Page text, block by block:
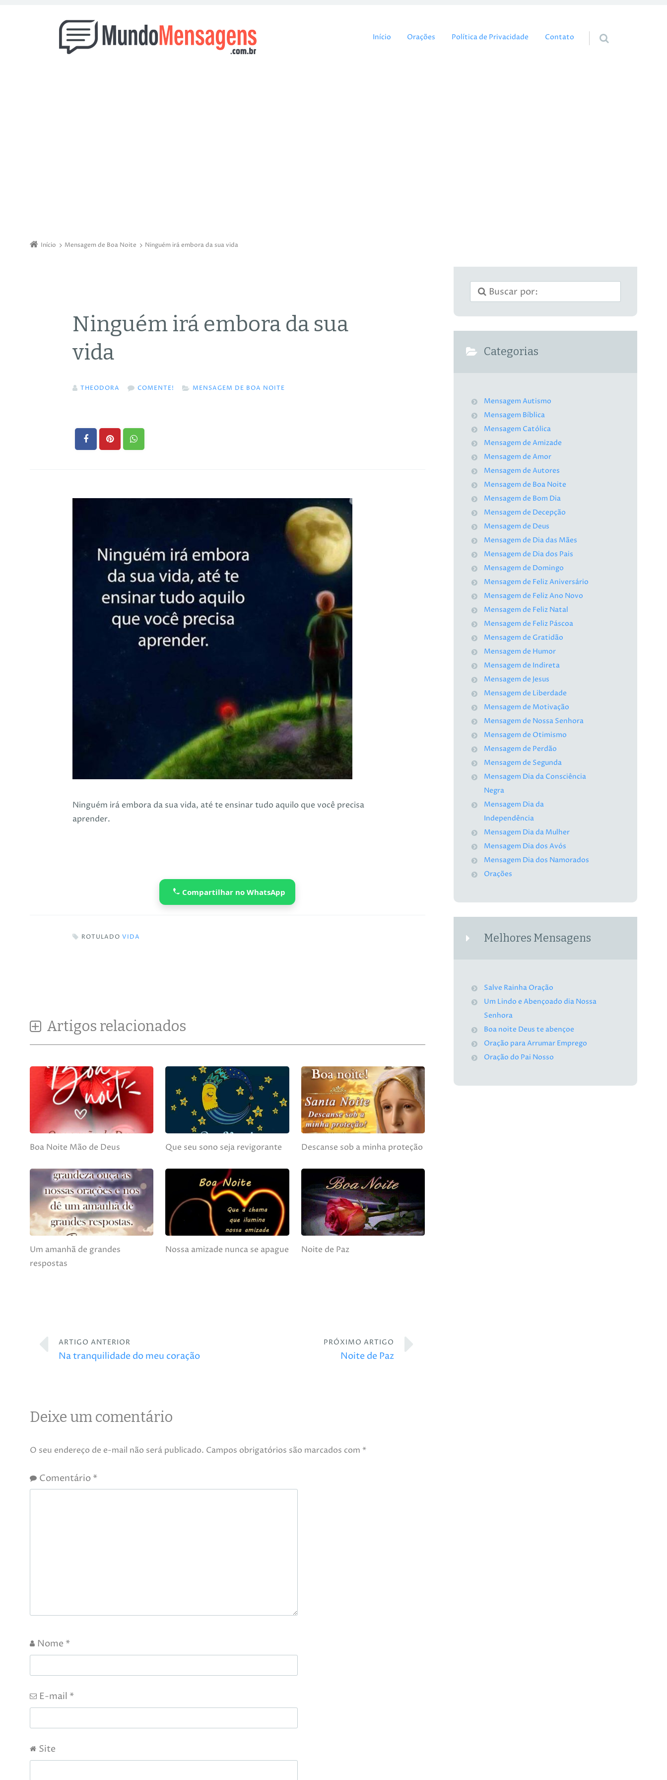
Pular para o conteúdo
Início Orações Política de Privacidade Contato
Início Mensagem de Boa Noite Ninguém irá embora da sua vida
Ninguém irá embora da sua
vida
THEODORA COMENTE! MENSAGEM DE BOA NOITE
Ninguém irá embora da sua vida, até te ensinar tudo aquilo que você precisa
aprender.
Compartilhar no WhatsApp
ROTULADOVIDA
Artigos relacionados
Boa Noite Mão de Deus Que seu sono seja revigorante Descanse sob a minha proteção
Um amanhã de grandes
respostas
Nossa amizade nunca se apague Noite de Paz
ARTIGO ANTERIOR
Na tranquilidade do meu coração
PRÓXIMO ARTIGO
Noite de Paz
Deixe um comentário
O seu endereço de e-mail não será publicado. Campos obrigatórios são marcados com *
Comentário *
Nome *
E-mail *
Site
Categorias
Mensagem Autismo
Mensagem Bíblica
Mensagem Católica
Mensagem de Amizade
Mensagem de Amor
Mensagem de Autores
Mensagem de Boa Noite
Mensagem de Bom Dia
Mensagem de Decepção
Mensagem de Deus
Mensagem de Dia das Mães
Mensagem de Dia dos Pais
Mensagem de Domingo
Mensagem de Feliz Aniversário
Mensagem de Feliz Ano Novo
Mensagem de Feliz Natal
Mensagem de Feliz Páscoa
Mensagem de Gratidão
Mensagem de Humor
Mensagem de Indireta
Mensagem de Jesus
Mensagem de Liberdade
Mensagem de Motivação
Mensagem de Nossa Senhora
Mensagem de Otimismo
Mensagem de Perdão
Mensagem de Segunda
Mensagem Dia da Consciência
Negra
Mensagem Dia da
Independência
Mensagem Dia da Mulher
Mensagem Dia dos Avós
Mensagem Dia dos Namorados
Orações
Melhores Mensagens
Salve Rainha Oração
Um Lindo e Abençoado dia Nossa
Senhora
Boa noite Deus te abençoe
Oração para Arrumar Emprego
Oração do Pai Nosso